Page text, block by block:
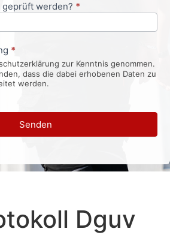
werden? *
*
zur Kenntnis genommen.
dass die dabei erhobenen Daten zu
werden.
Senden
Dguv